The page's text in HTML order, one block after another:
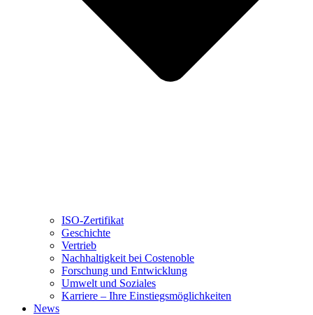
ISO-Zertifikat
Geschichte
Vertrieb
Nachhaltigkeit bei Costenoble
Forschung und Entwicklung
Umwelt und Soziales
Karriere – Ihre Einstiegsmöglichkeiten
News